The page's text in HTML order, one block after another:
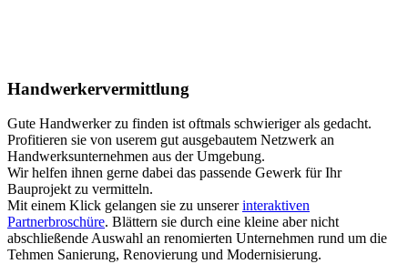
Handwerkervermittlung
Gute Handwerker zu finden ist oftmals schwieriger als gedacht.
Profitieren sie von userem gut ausgebautem Netzwerk an
Handwerksunternehmen aus der Umgebung.
Wir helfen ihnen gerne dabei das passende Gewerk für Ihr
Bauprojekt zu vermitteln.
Mit einem Klick gelangen sie zu unsererinteraktiven
Partnerbroschüre. Blättern sie durch eine kleine aber nicht
abschließende Auswahl an renomierten Unternehmen rund um die
Tehmen Sanierung, Renovierung und Modernisierung.